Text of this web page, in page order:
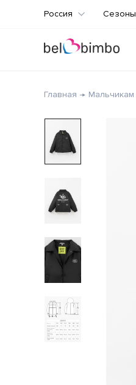
Россия Сезоны
Главная Мальчикам